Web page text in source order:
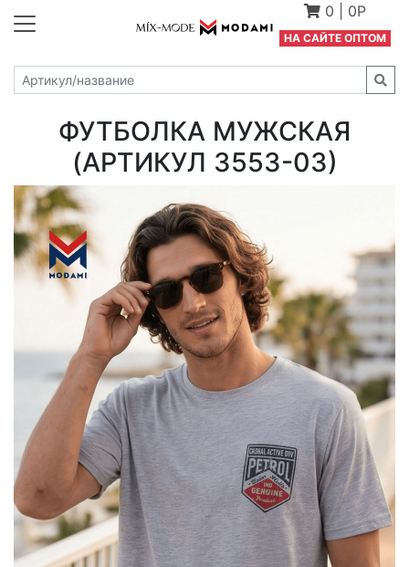
0 0Р
НА САЙТЕ ОПТОМ
ФУТБОЛКА МУЖСКАЯ
(АРТИКУЛ 3553-03)